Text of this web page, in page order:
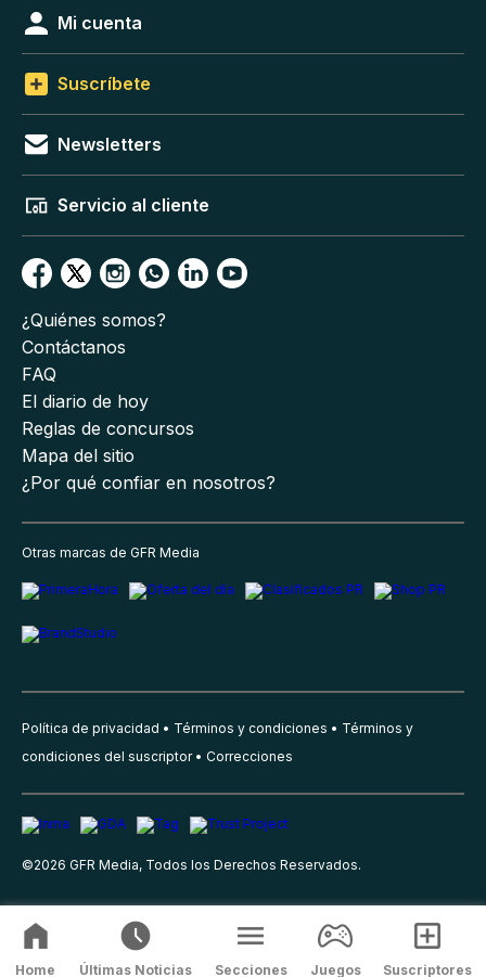
Mi cuenta
Suscríbete
Newsletters
Servicio al cliente
¿Quiénes somos?
Contáctanos
FAQ
El diario de hoy
Reglas de concursos
Mapa del sitio
¿Por qué confiar en nosotros?
Otras marcas de GFR Media
Política de privacidad Términos y condiciones
Términos y
condiciones del suscriptor
Correcciones
©2026 GFR Media, Todos los Derechos Reservados.
Home Últimas Noticias Secciones Juegos Suscriptores